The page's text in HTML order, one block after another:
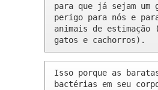
para que já sejam um
perigo para nós e
animais de estimação
gatos e cachorros).
Isso porque as
bactérias em seu